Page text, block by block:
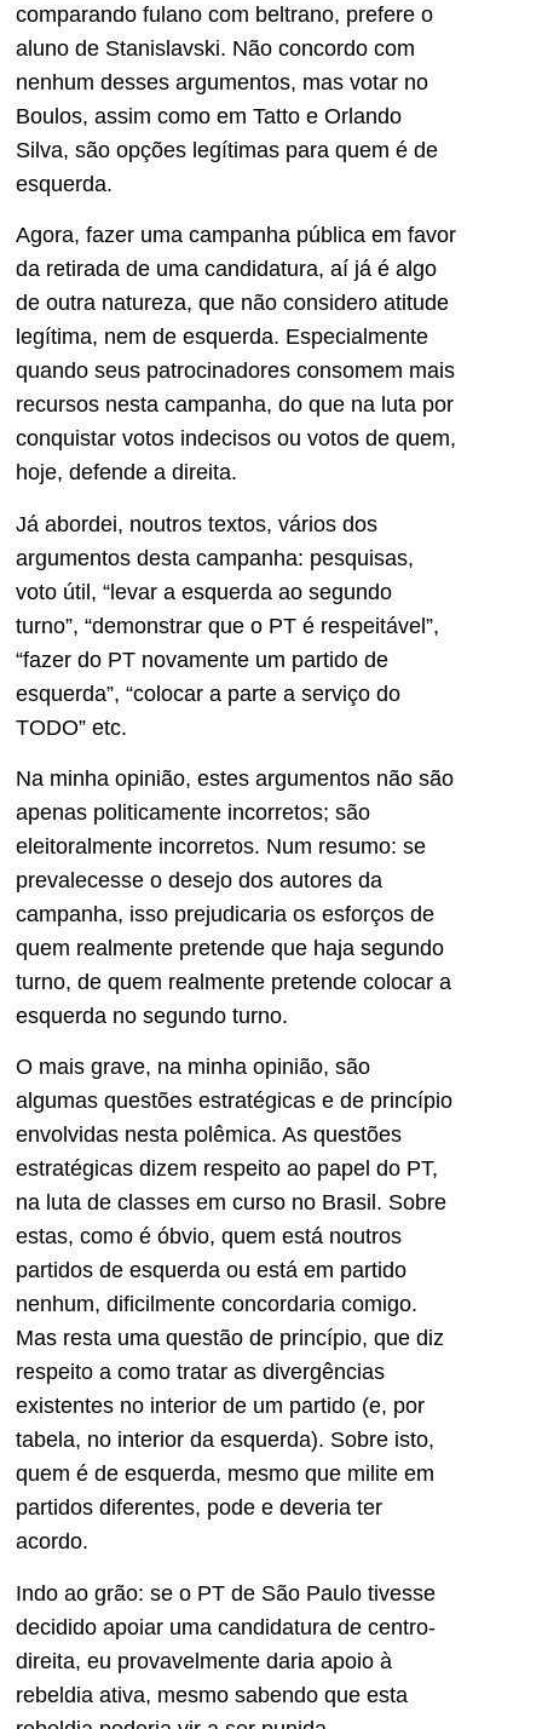
comparando fulano com beltrano, prefere o
aluno de Stanislavski. Não concordo com
nenhum desses argumentos, mas votar no
Boulos, assim como em Tatto e Orlando
Silva, são opções legítimas para quem é de
esquerda.
Agora, fazer uma campanha pública em favor
da retirada de uma candidatura, aí já é algo
de outra natureza, que não considero atitude
legítima, nem de esquerda. Especialmente
quando seus patrocinadores consomem mais
recursos nesta campanha, do que na luta por
conquistar votos indecisos ou votos de quem,
hoje, defende a direita.
Já abordei, noutros textos, vários dos
argumentos desta campanha: pesquisas,
voto útil, “levar a esquerda ao segundo
turno”, “demonstrar que o PT é respeitável”,
“fazer do PT novamente um partido de
esquerda”, “colocar a parte a serviço do
TODO” etc.
Na minha opinião, estes argumentos não são
apenas politicamente incorretos; são
eleitoralmente incorretos. Num resumo: se
prevalecesse o desejo dos autores da
campanha, isso prejudicaria os esforços de
quem realmente pretende que haja segundo
turno, de quem realmente pretende colocar a
esquerda no segundo turno.
O mais grave, na minha opinião, são
algumas questões estratégicas e de princípio
envolvidas nesta polêmica. As questões
estratégicas dizem respeito ao papel do PT,
na luta de classes em curso no Brasil. Sobre
estas, como é óbvio, quem está noutros
partidos de esquerda ou está em partido
nenhum, dificilmente concordaria comigo.
Mas resta uma questão de princípio, que diz
respeito a como tratar as divergências
existentes no interior de um partido (e, por
tabela, no interior da esquerda). Sobre isto,
quem é de esquerda, mesmo que milite em
partidos diferentes, pode e deveria ter
acordo.
Indo ao grão: se o PT de São Paulo tivesse
decidido apoiar uma candidatura de centro-
direita, eu provavelmente daria apoio à
rebeldia ativa, mesmo sabendo que esta